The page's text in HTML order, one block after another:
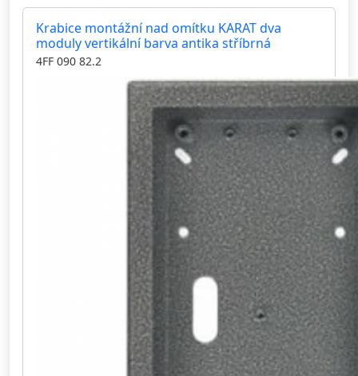
Krabice montážní nad omítku KARAT dva
moduly vertikální barva antika stříbrná
4FF 090 82.2